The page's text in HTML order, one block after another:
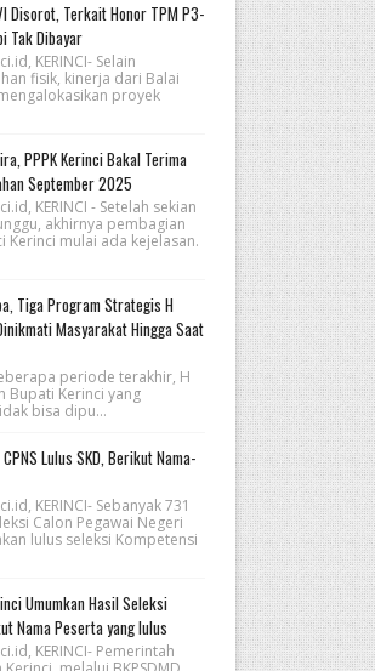
Disorot, Terkait Honor TPM P3-
Tak Dibayar
KERINCI- Selain
fisik, kinerja dari Balai
proyek
PPPK Kerinci Bakal Terima
September 2025
KERINCI - Setelah sekian
akhirnya pembagian
Kerinci mulai ada kejelasan.
Tiga Program Strategis H
Masyarakat Hingga Saat
periode terakhir, H
Bupati Kerinci yang
bisa dipu...
Lulus SKD, Berikut Nama-
KERINCI- Sebanyak 731
Calon Pegawai Negeri
lulus seleksi Kompetensi
Umumkan Hasil Seleksi
Nama Peserta yang lulus
KERINCI- Pemerintah